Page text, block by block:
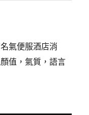
氣便服酒店消
值，氣質，語言